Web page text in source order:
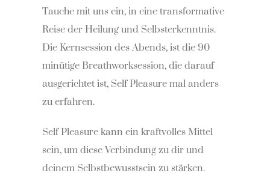
Tauche mit uns ein, in eine transformative
Reise der Heilung und Selbsterkenntnis.
Die Kernsession des Abends, ist die 90
minütige Breathworksession, die darauf
ausgerichtet ist, Self Pleasure mal anders
zu erfahren.
Self Pleasure kann ein kraftvolles Mittel
sein, um diese Verbindung zu dir und
deinem Selbstbewusstsein zu stärken.